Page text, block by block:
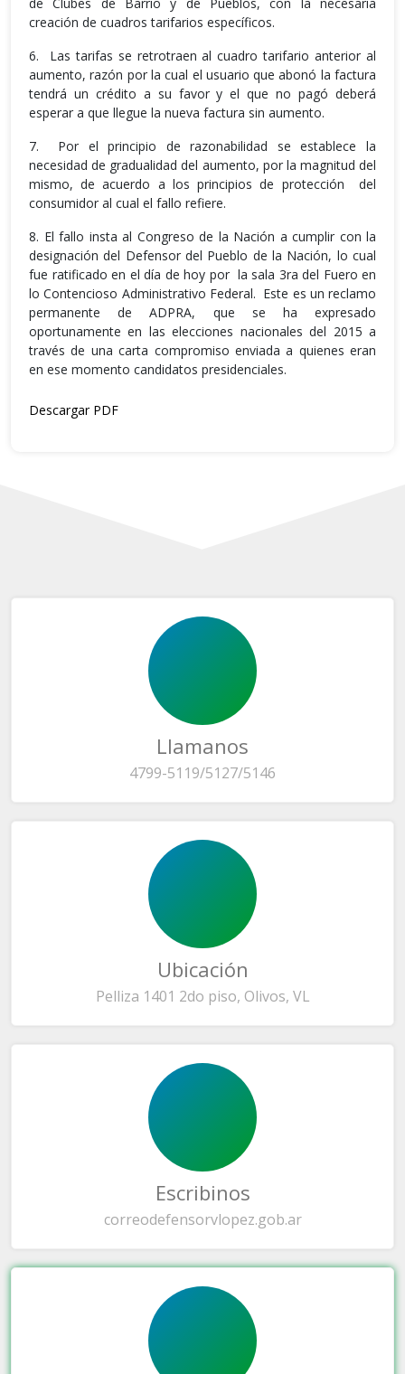
creación de cuadros tarifarios específicos.
6. Las tarifas se retrotraen al cuadro tarifario anterior al
aumento, razón por la cual el usuario que abonó la factura
tendrá un crédito a su favor y el que no pagó deberá
esperar a que llegue la nueva factura sin aumento.
7. Por el principio de razonabilidad se establece la
necesidad de gradualidad del aumento, por la magnitud del
mismo, de acuerdo a los principios de protección del
consumidor al cual el fallo refiere.
8. El fallo insta al Congreso de la Nación a cumplir con la
designación del Defensor del Pueblo de la Nación, lo cual
fue ratificado en el día de hoy por la sala 3ra del Fuero en
lo Contencioso Administrativo Federal. Este es un reclamo
permanente de ADPRA, que se ha expresado
oportunamente en las elecciones nacionales del 2015 a
través de una carta compromiso enviada a quienes eran
en ese momento candidatos presidenciales.
Descargar PDF
Llamanos
4799-5119/5127/5146
Ubicación
Pelliza 1401 2do piso, Olivos, VL
Escribinos
correodefensorvlopez.gob.ar